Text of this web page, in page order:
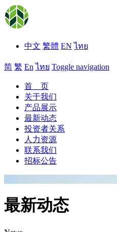
中文 繁體 EN ไทย
简 繁 En ไทย Toggle navigation
首 页
关于我们
产品展示
最新动态
投资者关系
人力资源
联系我们
招标公告
最新动态